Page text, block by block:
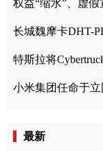
权益“缩水”、虚
长城魏摩卡DHT-
特斯拉将
最新